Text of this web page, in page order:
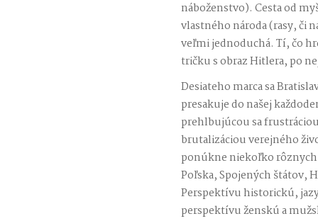
náboženstvo). Cesta od
vlastného národa (rasy, či
veľmi jednoduchá. Tí, čo
tričku s obraz Hitlera, po
Desiateho marca sa
presakuje do našej
prehlbujúcou sa
brutalizáciou verejného
ponúkne niekoľko
Poľska, Spojených štátov,
Perspektívu historickú,
perspektívu ženskú a